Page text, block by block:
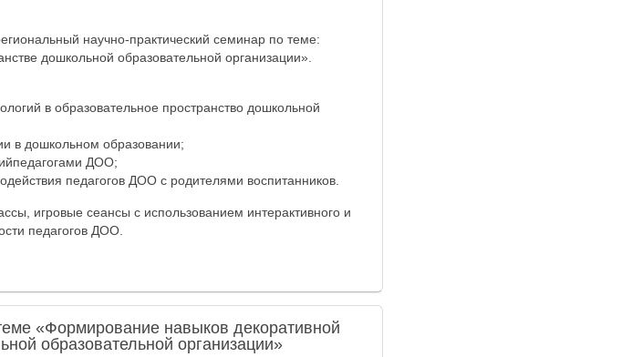
научно-практический семинар по теме:
дошкольной образовательной организации».
в образовательное пространство дошкольной
в дошкольном образовании;
ДОО;
педагогов ДОО с родителями воспитанников.
игровые сеансы с использованием интерактивного и
педагогов ДОО.
«Формирование навыков декоративной
образовательной организации»